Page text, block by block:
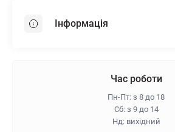
Пінопласт
Інформація
Гарантія та повернення
Час роботи
Пн-Пт: з 8 до 18
Сб: з 9 до 14
Нд: вихідний